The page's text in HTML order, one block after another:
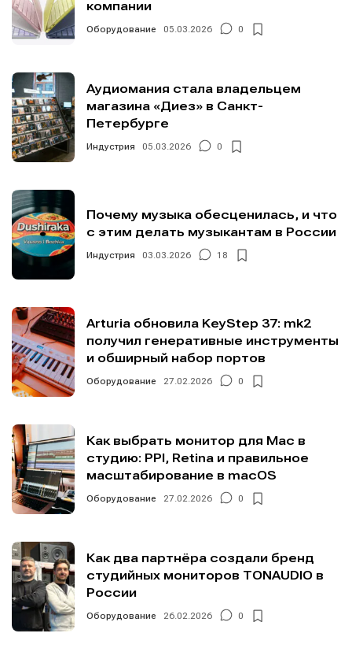
компании
Оборудование 05.03.2026 0
Аудиомания стала владельцем
магазина «Диез» в Санкт-
Петербурге
Индустрия 05.03.2026 0
Почему музыка обесценилась, и что
с этим делать музыкантам в России
Индустрия 03.03.2026 18
Arturia обновила KeyStep 37: mk2
получил генеративные инструменты
и обширный набор портов
Оборудование 27.02.2026 0
Как выбрать монитор для Mac в
студию: PPI, Retina и правильное
масштабирование в macOS
Оборудование 27.02.2026 0
Как два партнёра создали бренд
студийных мониторов TONAUDIO в
России
Оборудование 26.02.2026 0